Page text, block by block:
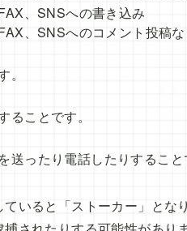
、SNSへの書き込み
、SNSへのコメント投稿な
ことです。
ったり電話したりすること
いると「ストーカー」とな